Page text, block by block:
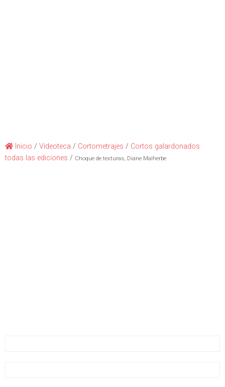
Inicio / Videoteca / Cortometrajes / Cortos galardonados
todas las ediciones / Choque de texturas, Diane Malherbe